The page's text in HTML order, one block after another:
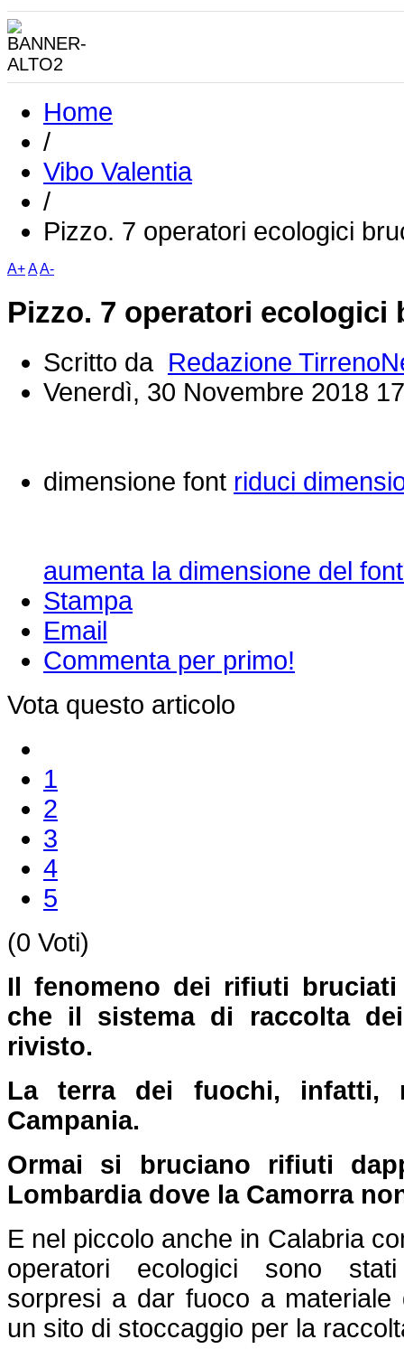
Home
/
Vibo Valentia
/
Pizzo. 7 operatori ecologici
A+AA-
Pizzo. 7 operatori
Scritto da Redazione
Venerdì, 30 Novembre 2018
dimensione font riduci
aumenta la dimensione del font
Stampa
Email
Commenta per primo!
Vota questo articolo
1
2
3
4
5
(0 Voti)
Il fenomeno dei rifiuti
che il sistema di raccolta
rivisto.
La terra dei fuochi,
Campania.
Ormai si bruciano rifiuti
Lombardia dove la Camorra
E nel piccolo anche in Calabria
operatori ecologici sono
sorpresi a dar fuoco a
un sito di stoccaggio per la